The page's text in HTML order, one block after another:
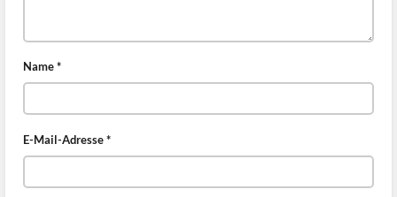
Name*
E-Mail-Adresse*